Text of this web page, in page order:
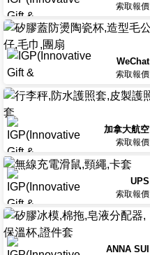
索取報價
WeChat
索取報價
加拿大航空
索取報價
UPS
索取報價
ANNA SUI